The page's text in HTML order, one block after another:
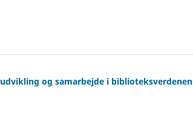
og samarbejde i biblioteksverdenen